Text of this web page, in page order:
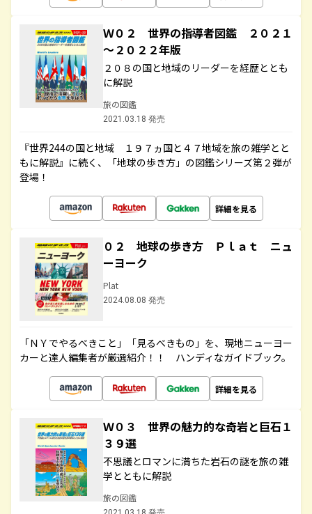
Ｗ０２ 世界の指導者図鑑 ２０２１
～２０２２年版
２０８の国と地域のリーダーを経歴ととも
に解説
旅の図鑑
2021.03.18 発売
『世界244の国と地域 １９７ヵ国と４７地域を旅の雑学とと
もに解説』に続く、「地球の歩き方」の図鑑シリーズ第２弾が
登場！
詳細を見る
０２ 地球の歩き方 Ｐｌａｔ ニュ
ーヨーク
Plat
2024.08.08 発売
「ＮＹでやるべきこと」「見るべきもの」を、現地ニューヨー
カーと達人編集者が厳選紹介！！ ハンディなガイドブック。
詳細を見る
Ｗ０３ 世界の魅力的な奇岩と巨石１
３９選
不思議とロマンに満ちた岩石の謎を旅の雑
学とともに解説
旅の図鑑